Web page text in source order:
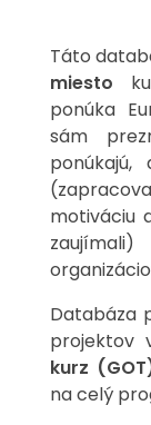
Táto
miesto
ponúka
sám
motiváciu
Databáza
projektov
kurz
na celý